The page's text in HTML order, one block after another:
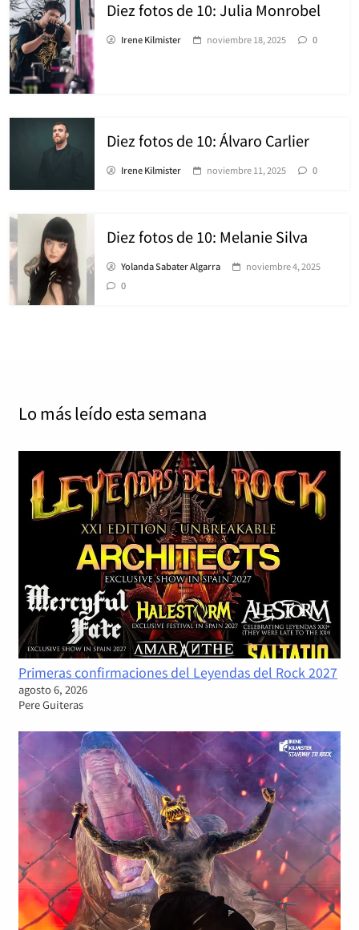
Diez fotos de 10: Julia Monrobel
Irene Kilmister noviembre 18, 2025 0
Diez fotos de 10: Álvaro Carlier
Irene Kilmister noviembre 11, 2025 0
Diez fotos de 10: Melanie Silva
Yolanda Sabater Algarra
noviembre 4, 2025
0
Lo más leído esta semana
Primeras confirmaciones del Leyendas del Rock 2027
agosto 6, 2026
Pere Guiteras